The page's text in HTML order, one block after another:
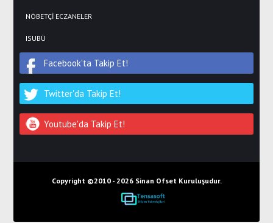
NÖBETÇİ ECZANELER
ISUBÜ
Facebook'ta Takip Et!
Twitter'da Takip Et!
Youtube'da Takip Et!
Copyright ©2010 - 2026 Sinan Ofset Kuruluşudur.